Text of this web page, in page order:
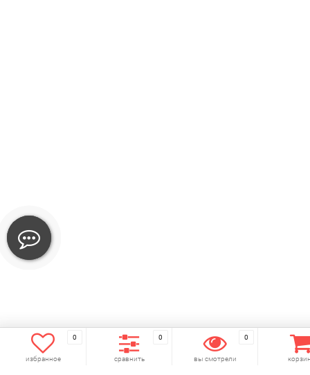
0
избранное
0
сравнить
0
вы смотрели